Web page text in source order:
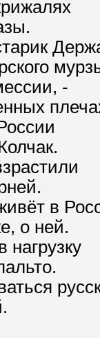
-
в
о ней.
нагрузку